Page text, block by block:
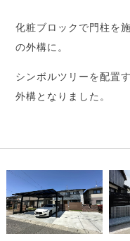
化粧ブロックで門柱を
の外構に。
シンボルツリーを配置
外構となりました。